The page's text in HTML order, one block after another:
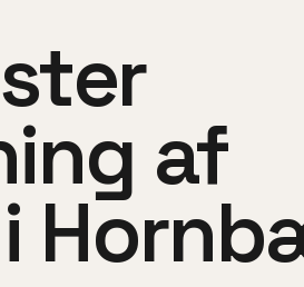
af